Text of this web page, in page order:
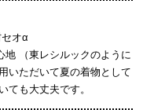
オα
地 （東レシルックのように
いただいて夏の着物として
ても大丈夫です。